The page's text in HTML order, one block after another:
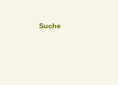
Suche